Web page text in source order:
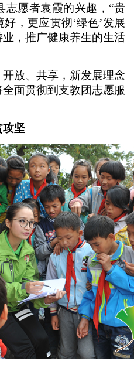
志愿者袁霞的兴趣，“贵
，更应贯彻‘绿色’发展
，推广健康养生的生活
放、共享，新发展理念
面贯彻到支教团志愿服
攻坚